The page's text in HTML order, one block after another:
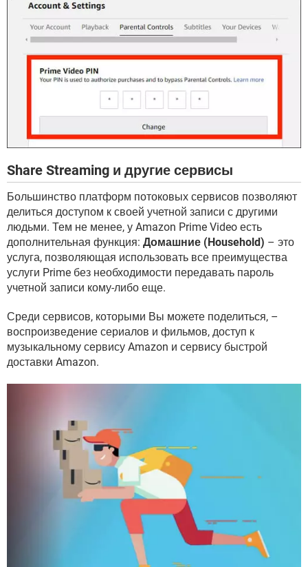
Share Streaming и другие сервисы
Большинство платформ потоковых сервисов позволяют
делиться доступом к своей учетной записи с другими
людьми. Тем не менее, у Amazon Prime Video есть
дополнительная функция: Домашние (Household) – это
услуга, позволяющая использовать все преимущества
услуги Prime без необходимости передавать пароль
учетной записи кому-либо еще.
Среди сервисов, которыми Вы можете поделиться, –
воспроизведение сериалов и фильмов, доступ к
музыкальному сервису Amazon и сервису быстрой
доставки Amazon.